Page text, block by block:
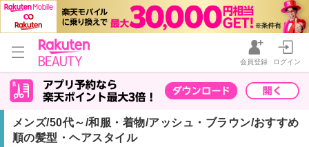
会員登録 ログイン
メンズ/50代～/和服・着物/アッシュ・ブラウン/おすすめ
順の髪型・ヘアスタイル